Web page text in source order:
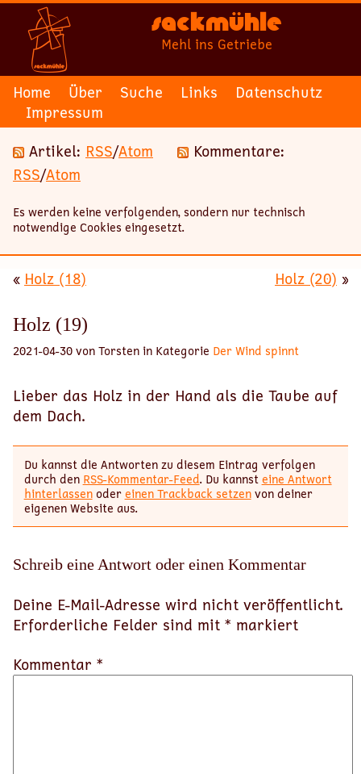
Sackmühle
Mehl ins Getriebe
Home Über Suche Links
Datenschutz
Impressum
Artikel: RSS/Atom
Kommentare:
RSS/Atom
Es werden keine verfolgenden, sondern nur technisch
notwendige Cookies eingesetzt.
« Holz (18) Holz (20) »
Holz (19)
2021-04-30 von Torsten in Kategorie Der Wind spinnt
Lieber das Holz in der Hand als die Taube auf
dem Dach.
Du kannst die Antworten zu diesem Eintrag verfolgen
durch den RSS-Kommentar-Feed. Du kannsteine Antwort
hinterlassenodereinen Trackback setzenvon deiner
eigenen Website aus.
Schreib eine Antwort oder einen Kommentar
Deine E-Mail-Adresse wird nicht veröffentlicht.
Erforderliche Felder sind mit * markiert
Kommentar *